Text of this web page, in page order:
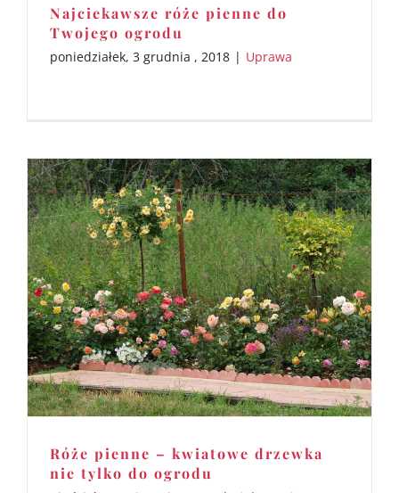
Najciekawsze róże pienne do
Twojego ogrodu
poniedziałek, 3 grudnia , 2018 | Uprawa
Róże pienne – kwiatowe drzewka
nie tylko do ogrodu
Róże pienne – kwiatowe drzewka
nie tylko do ogrodu